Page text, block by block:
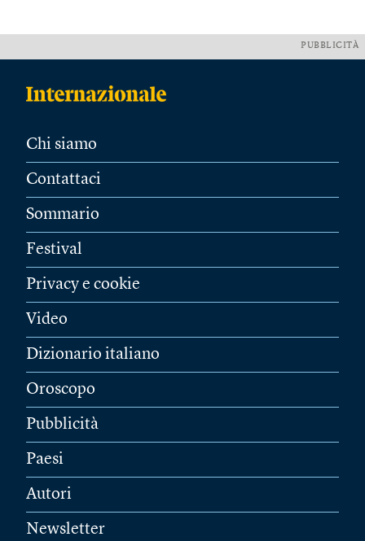
PUBBLICITÀ
Chi siamo
Contattaci
Sommario
Festival
Privacy e cookie
Video
Dizionario italiano
Oroscopo
Pubblicità
Paesi
Autori
Newsletter